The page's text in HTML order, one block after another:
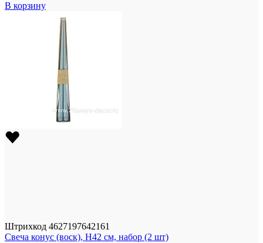
В корзину
Штрихкод 4627197642161
Свеча конус (воск), H42 см, набор (2 шт)